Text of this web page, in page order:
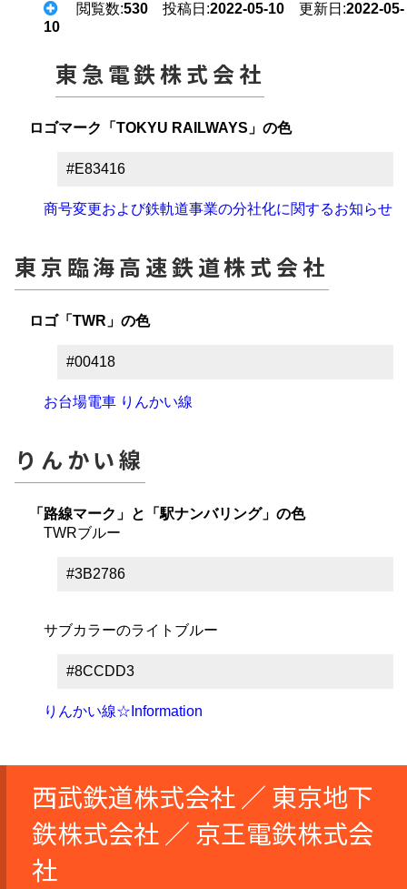
閲覧数:530 投稿日:2022-05-10 更新日:2022-05-
10
東急電鉄株式会社
ロゴマーク「TOKYU RAILWAYS」の色
#E83416
商号変更および鉄軌道事業の分社化に関するお知らせ
東京臨海高速鉄道株式会社
ロゴ「TWR」の色
#00418
お台場電車 りんかい線
りんかい線
「路線マーク」と「駅ナンバリング」の色
TWRブルー
#3B2786
サブカラーのライトブルー
#8CCDD3
りんかい線☆Information
西武鉄道株式会社 ／ 東京地下
鉄株式会社 ／ 京王電鉄株式会
社